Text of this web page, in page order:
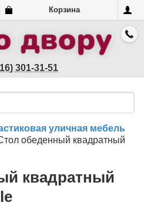
Корзина
301-31-51
уличная мебель
обеденный квадратный
квадратный